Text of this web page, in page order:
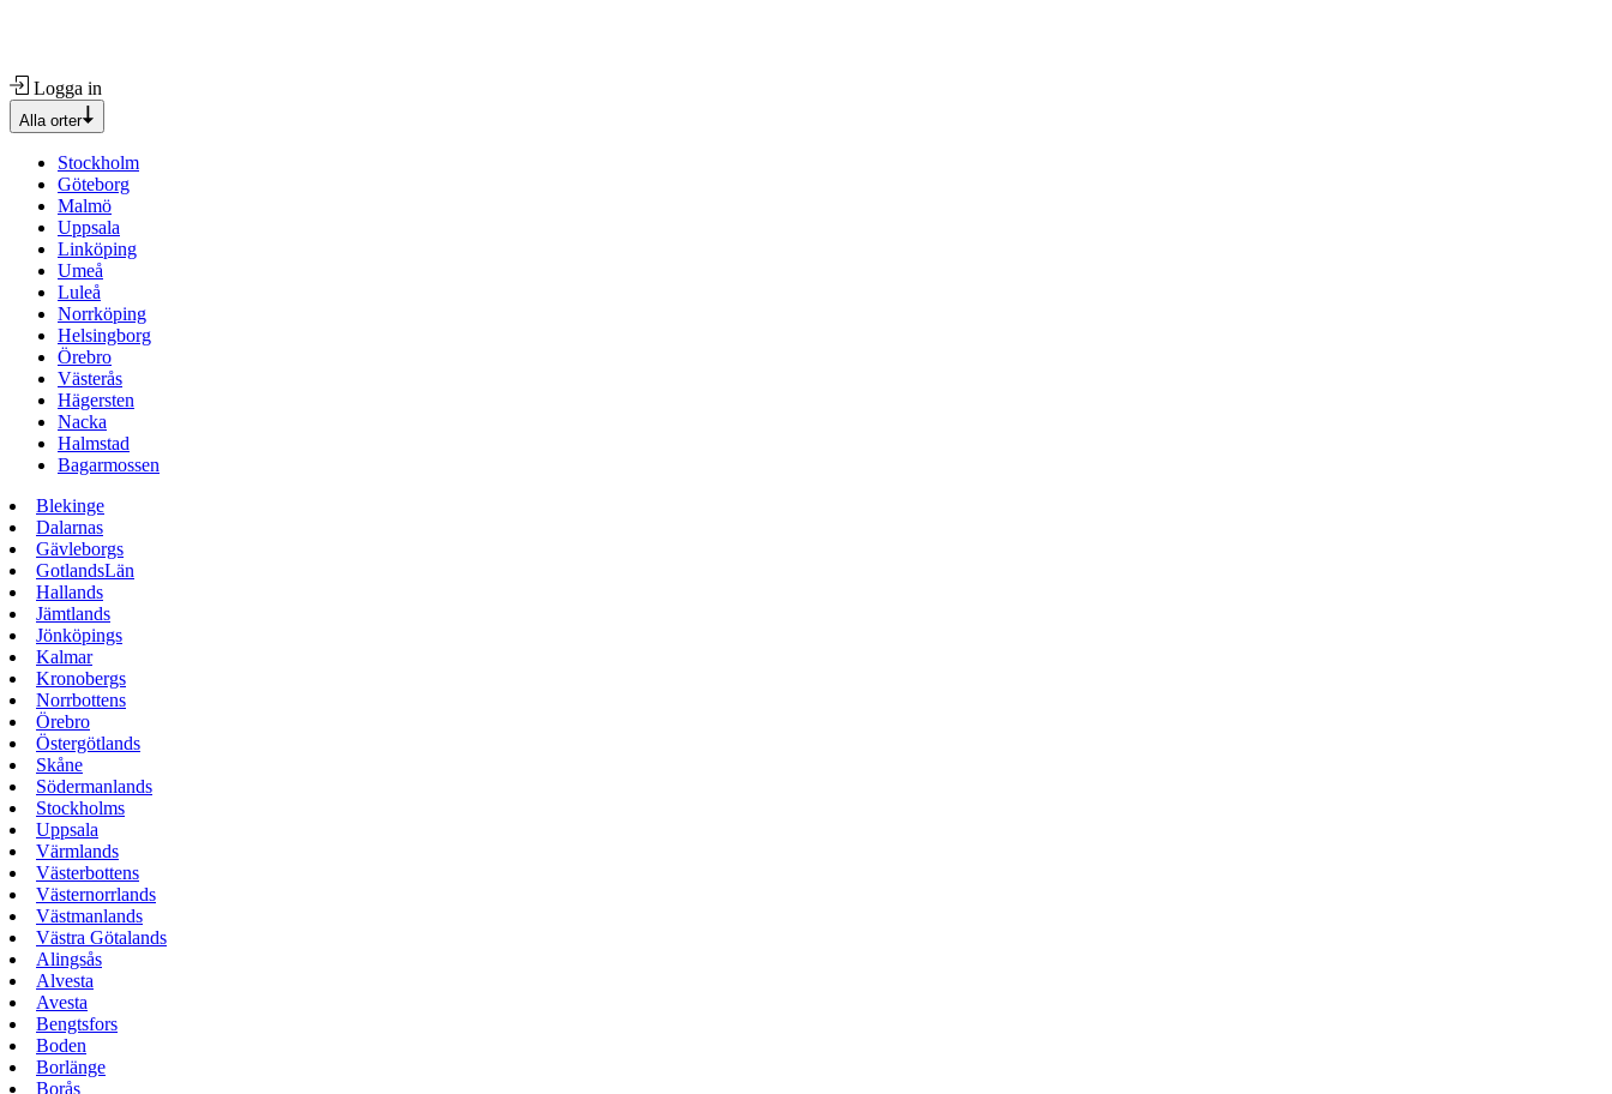
Logga in
Alla orter
Stockholm
Göteborg
Malmö
Uppsala
Linköping
Umeå
Luleå
Norrköping
Helsingborg
Örebro
Västerås
Hägersten
Nacka
Halmstad
Bagarmossen
Blekinge
Dalarnas
Gävleborgs
GotlandsLän
Hallands
Jämtlands
Jönköpings
Kalmar
Kronobergs
Norrbottens
Örebro
Östergötlands
Skåne
Södermanlands
Stockholms
Uppsala
Värmlands
Västerbottens
Västernorrlands
Västmanlands
Västra Götalands
Alingsås
Alvesta
Avesta
Bengtsfors
Boden
Borlänge
Borås